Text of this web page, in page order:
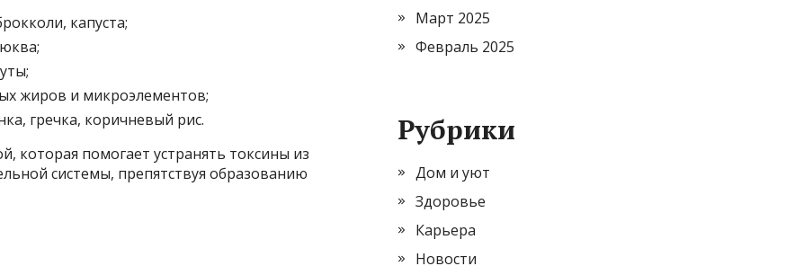
капуста;
жиров и микроэлементов;
гречка, коричневый рис.
которая помогает устранять токсины из
системы, препятствуя образованию
Март 2025
Февраль 2025
Рубрики
Дом и уют
Здоровье
Карьера
Новости